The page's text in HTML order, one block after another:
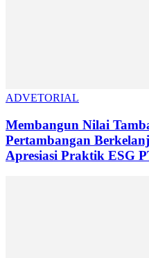
ADVETORIAL
Membangun Nilai
Pertambangan
Apresiasi Praktik ESG